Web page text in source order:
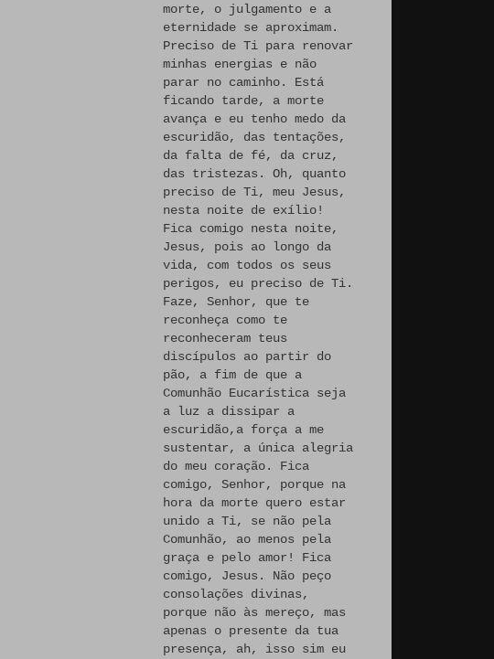
morte, o julgamento e a
eternidade se aproximam.
Preciso de Ti para renovar
minhas energias e não
parar no caminho. Está
ficando tarde, a morte
avança e eu tenho medo da
escuridão, das tentações,
da falta de fé, da cruz,
das tristezas. Oh, quanto
preciso de Ti, meu Jesus,
nesta noite de exílio!
Fica comigo nesta noite,
Jesus, pois ao longo da
vida, com todos os seus
perigos, eu preciso de Ti.
Faze, Senhor, que te
reconheça como te
reconheceram teus
discípulos ao partir do
pão, a fim de que a
Comunhão Eucarística seja
a luz a dissipar a
escuridão,a força a me
sustentar, a única alegria
do meu coração. Fica
comigo, Senhor, porque na
hora da morte quero estar
unido a Ti, se não pela
Comunhão, ao menos pela
graça e pelo amor! Fica
comigo, Jesus. Não peço
consolações divinas,
porque não às mereço, mas
apenas o presente da tua
presença, ah, isso sim eu